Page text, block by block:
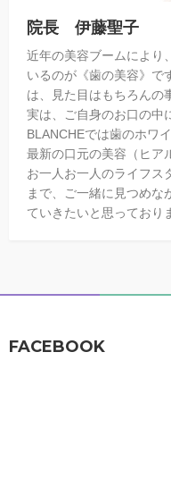
院長 伊藤聖子
近年の美容ブームにより
いるのが《歯の美容》で
は、見た目はもちろんの
実は、ご自身のお口の中
BLANCHEでは歯のホワ
最新の口元の美容（ヒア
お一人お一人のライフス
まで、ご一緒に見つめな
ていきたいと思っており
FACEBOOK